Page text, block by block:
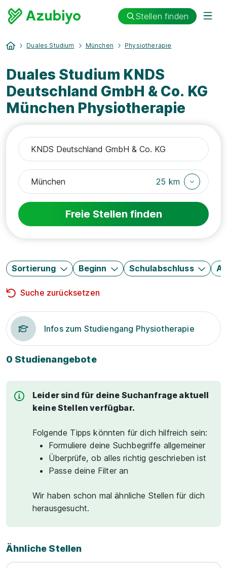
Stellen finden
Duales Studium München Physiotherapie
Duales Studium KNDS
Deutschland GmbH & Co. KG
München Physiotherapie
25 km
Freie Stellen finden
Sortierung Beginn Schulabschluss
Suche zurücksetzen
Infos zum Studiengang Physiotherapie
0 Studienangebote
Leider sind für deine Suchanfrage aktuell
keine Stellen verfügbar.
Folgende Tipps könnten für dich hilfreich sein:
Formuliere deine Suchbegriffe allgemeiner
Überprüfe, ob alles richtig geschrieben ist
Passe deine Filter an
Wir haben schon mal ähnliche Stellen für dich
herausgesucht.
Ähnliche Stellen